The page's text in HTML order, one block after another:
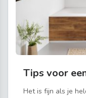
Tips voor
Het is fijn als je